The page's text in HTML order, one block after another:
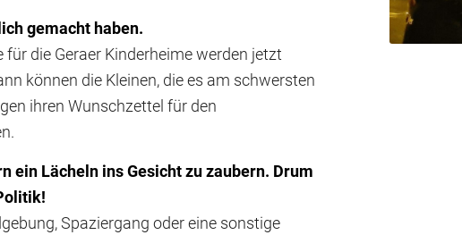
gemacht haben.
die Geraer Kinderheime werden jetzt
können die Kleinen, die es am schwersten
ihren Wunschzettel für den
ein Lächeln ins Gesicht zu zaubern. Drum
Spaziergang oder eine sonstige